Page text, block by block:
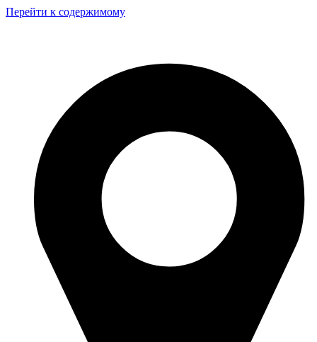
Перейти к содержимому